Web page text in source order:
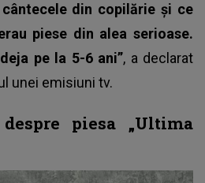
din copilărie şi ce
piese din alea serioase.
pe la 5-6 ani”, a declarat
unei emisiuni tv.
piesa „Ultima